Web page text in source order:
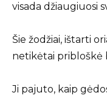
visada džiaugiuosi
Šie žodžiai, ištarti
netikėtai pribloškė
Ji pajuto, kaip